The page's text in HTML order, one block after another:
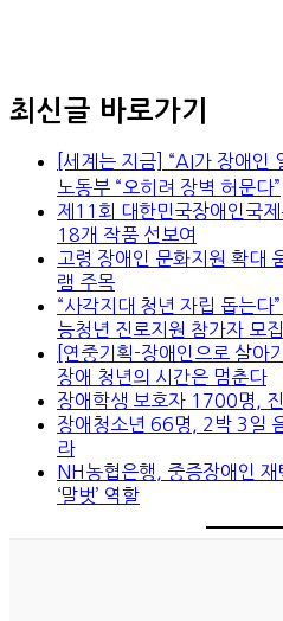
최신글 바로가기
[세계는 지금] “AI가 장애인
노동부 “오히려 장벽 허문다”
제11회 대한민국장애인국
18개 작품 선보여
고령 장애인 문화지원 확대
램 주목
“사각지대 청년 자립 돕는다
능청년 진로지원 참가자 모집
[연중기획-장애인으로 살
장애 청년의 시간은 멈춘다
장애학생 보호자 1700명,
장애청소년 66명, 2박 3일
라
NH농협은행, 중증장애인
‘말벗’ 역할